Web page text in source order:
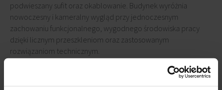
podwieszany sufit oraz okablowanie. Budynek wyróżnia
nowoczesny i kameralny wygląd przy jednoczesnym
zachowaniu funkcjonalnego, wygodnego środowiska pracy
dzięki licznym przeszkleniom oraz zastosowanym
rozwiązaniom technicznym.